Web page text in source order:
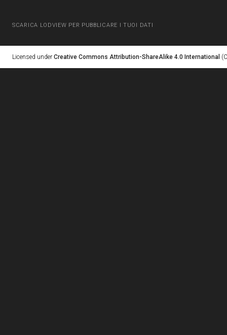
SCARICA LODVIEW PER PUBBLICARE I TUOI DATI
Licensed under Creative Commons Attribution-ShareAlike 4.0 International